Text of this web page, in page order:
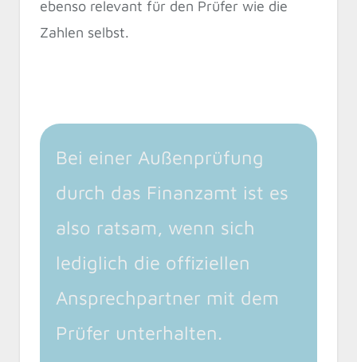
ebenso relevant für den Prüfer wie die
Zahlen selbst.
Bei einer Außenprüfung
durch das Finanzamt ist es
also ratsam, wenn sich
lediglich die offiziellen
Ansprechpartner mit dem
Prüfer unterhalten.